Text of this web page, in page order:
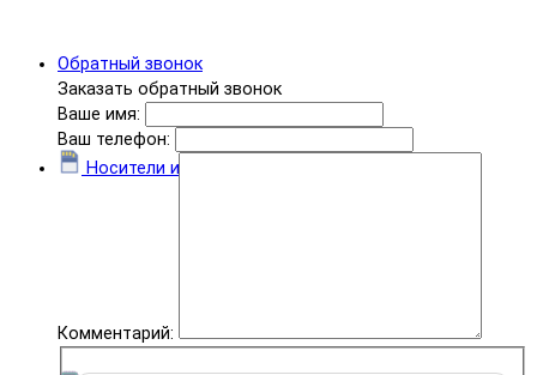
Обратный звонок
Заказать обратный звонок
Ваше имя:
Ваш телефон:
Комментарий:
Носители информации